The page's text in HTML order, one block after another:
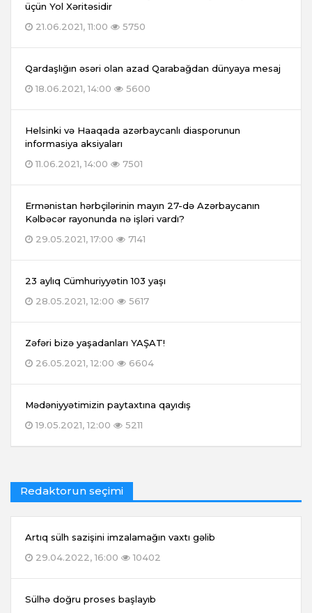
üçün Yol Xəritəsidir
21.06.2021, 11:00
5750
Qardaşlığın əsəri olan azad Qarabağdan dünyaya mesaj
18.06.2021, 14:00
5600
Helsinki və Haaqada azərbaycanlı diasporunun
informasiya aksiyaları
11.06.2021, 14:00
7501
Ermənistan hərbçilərinin mayın 27-də Azərbaycanın
Kəlbəcər rayonunda nə işləri vardı?
29.05.2021, 17:00
7141
23 aylıq Cümhuriyyətin 103 yaşı
28.05.2021, 12:00
5617
Zəfəri bizə yaşadanları YAŞAT!
26.05.2021, 12:00
6604
Mədəniyyətimizin paytaxtına qayıdış
19.05.2021, 12:00
5211
Redaktorun seçimi
Artıq sülh sazişini imzalamağın vaxtı gəlib
29.04.2022, 16:00
10402
Sülhə doğru proses başlayıb